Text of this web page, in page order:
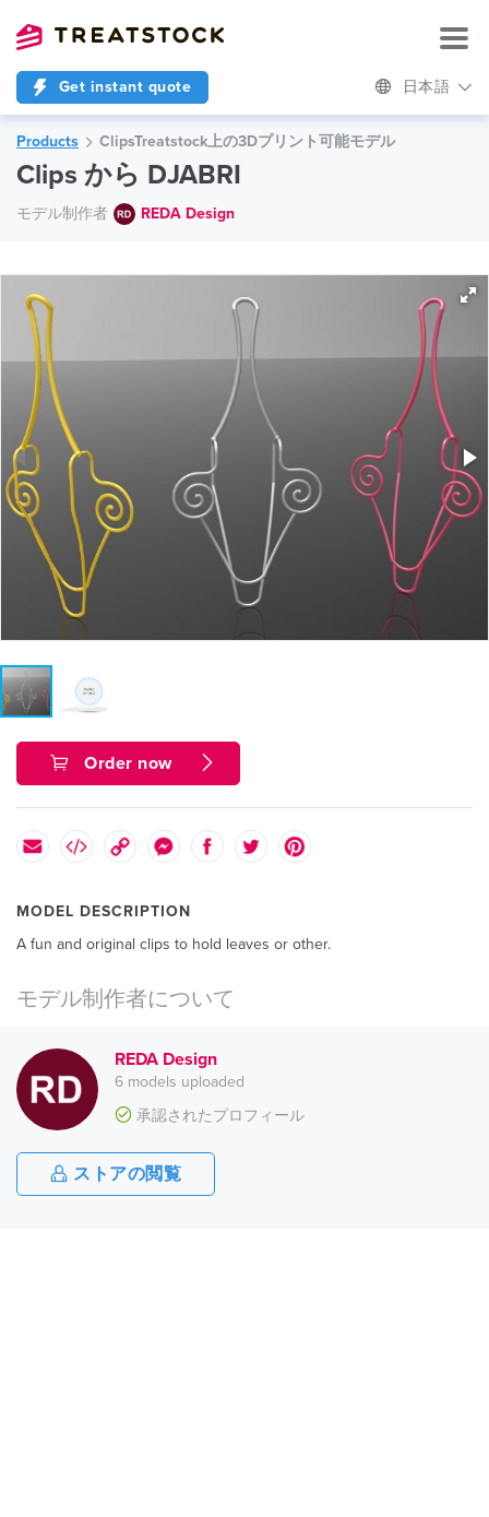
Get instant quote 日本語
Products ClipsTreatstock上の3Dプリント可能モデル
Clips から DJABRI
モデル制作者 REDA Design
Order now
MODEL DESCRIPTION
A fun and original clips to hold leaves or other.
モデル制作者について
REDA Design
6 models uploaded
承認されたプロフィール
ストアの閲覧